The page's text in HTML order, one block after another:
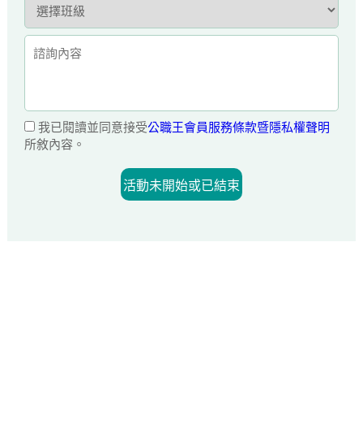
我已閱讀並同意接受公職王會員服務條款暨隱私權聲明
所敘內容。
活動未開始或已結束